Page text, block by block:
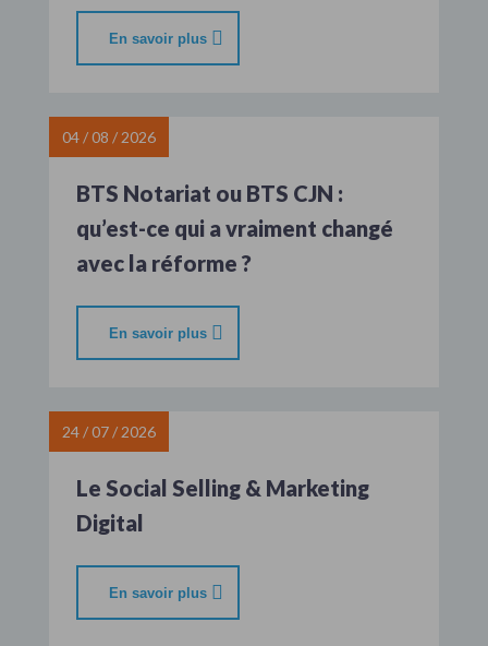
En savoir plus
04 / 08 / 2026
BTS Notariat ou BTS CJN :
qu’est-ce qui a vraiment changé
avec la réforme ?
En savoir plus
24 / 07 / 2026
Le Social Selling & Marketing
Digital
En savoir plus